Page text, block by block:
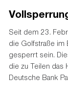
Seit dem 23.
die Golfstraße
gesperrt sein.
die zu Teilen das
Deutsche Bank